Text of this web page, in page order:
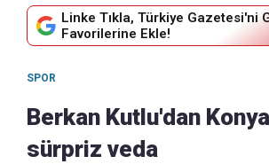
Linke Tıkla, Türkiye Gazetesi'ni
Favorilerine Ekle!
SPOR
Berkan Kutlu'dan
sürpriz veda